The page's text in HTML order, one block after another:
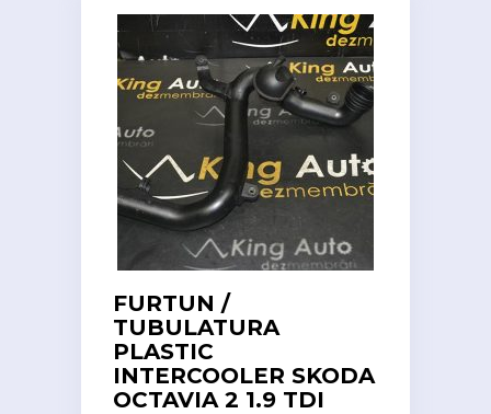
FURTUN /
TUBULATURA
PLASTIC
INTERCOOLER SKODA
OCTAVIA 2 1.9 TDI